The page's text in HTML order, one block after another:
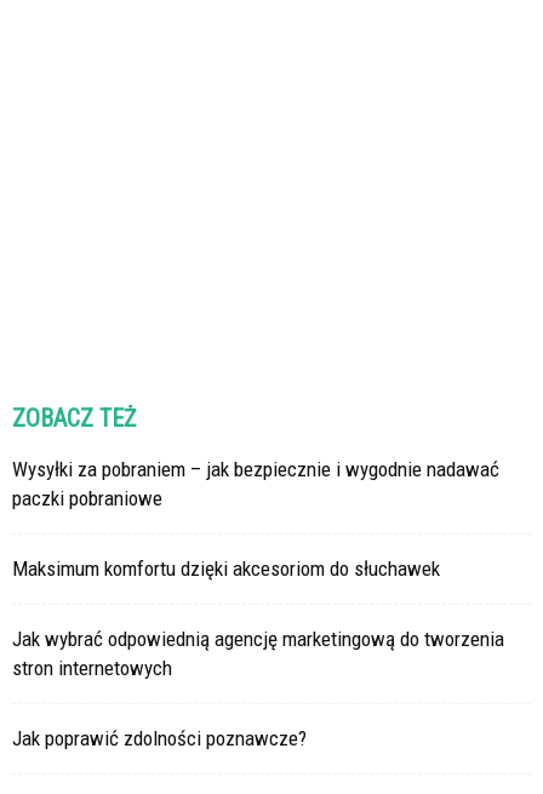
ZOBACZ TEŻ
Wysyłki za pobraniem – jak bezpiecznie i wygodnie nadawać
paczki pobraniowe
Maksimum komfortu dzięki akcesoriom do słuchawek
Jak wybrać odpowiednią agencję marketingową do tworzenia
stron internetowych
Jak poprawić zdolności poznawcze?